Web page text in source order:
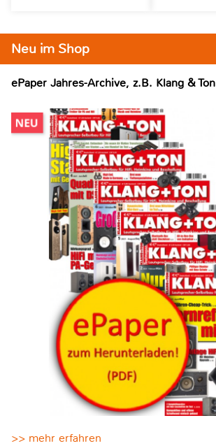
Neu im Shop
ePaper Jahres-Archive, z.B. Klang & Ton
>> mehr erfahren